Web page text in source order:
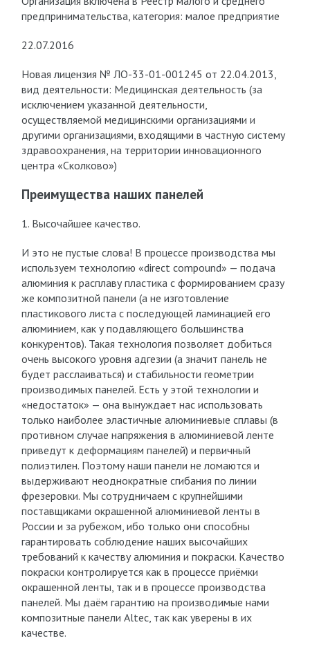
предпринимательства, категория: малое предприятие
22.07.2016
Новая лицензия № ЛО-33-01-001245 от 22.04.2013,
вид деятельности: Медицинская деятельность (за
исключением указанной деятельности,
осуществляемой медицинскими организациями и
другими организациями, входящими в частную систему
здравоохранения, на территории инновационного
центра «Сколково»)
Преимущества наших панелей
1. Высочайшее качество.
И это не пустые слова! В процессе производства мы
используем технологию «direct compound» — подача
алюминия к расплаву пластика с формированием сразу
же композитной панели (а не изготовление
пластикового листа с последующей ламинацией его
алюминием, как у подавляющего большинства
конкурентов). Такая технология позволяет добиться
очень высокого уровня адгезии (а значит панель не
будет расслаиваться) и стабильности геометрии
производимых панелей. Есть у этой технологии и
«недостаток» — она вынуждает нас использовать
только наиболее эластичные алюминиевые сплавы (в
противном случае напряжения в алюминиевой ленте
приведут к деформациям панелей) и первичный
полиэтилен. Поэтому наши панели не ломаются и
выдерживают неоднократные сгибания по линии
фрезеровки. Мы сотрудничаем с крупнейшими
поставщиками окрашенной алюминиевой ленты в
России и за рубежом, ибо только они способны
гарантировать соблюдение наших высочайших
требований к качеству алюминия и покраски. Качество
покраски контролируется как в процессе приёмки
окрашенной ленты, так и в процессе производства
панелей. Мы даём гарантию на производимые нами
композитные панели Altec, так как уверены в их
качестве.